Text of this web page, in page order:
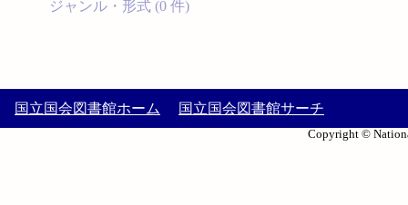
ジャンル・形式 (0 件)
国立国会図書館ホーム 国立国会図書館サーチ
Copyright ©